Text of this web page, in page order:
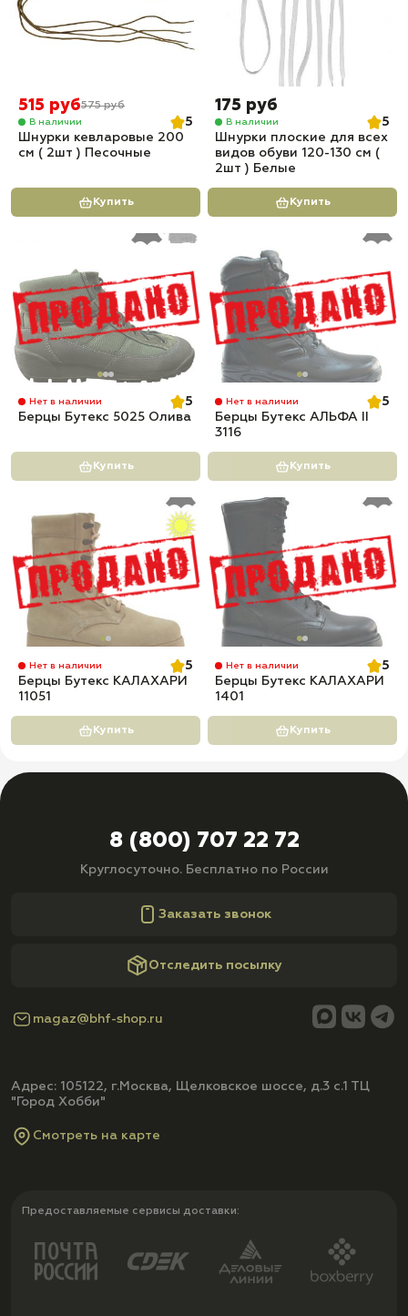
515 руб575 руб
В наличии
5
Шнурки кевларовые 200
см ( 2шт ) Песочные
Купить
175 руб
В наличии
5
Шнурки плоские для всех
видов обуви 120-130 см (
2шт ) Белые
Купить
Нет в наличии
5
Берцы Бутекс 5025 Олива
Купить
Нет в наличии
5
Берцы Бутекс АЛЬФА II
3116
Купить
Нет в наличии
5
Берцы Бутекс КАЛАХАРИ
11051
Купить
Нет в наличии
5
Берцы Бутекс КАЛАХАРИ
1401
Купить
8 (800) 707 22 72
Круглосуточно. Бесплатно по России
Заказать звонок
Отследить посылку
magaz@bhf-shop.ru
Адрес: 105122, г.Москва, Щелковское шоссе, д.3 с.1 ТЦ
"Город Хобби"
Смотреть на карте
Предоставляемые сервисы доставки: